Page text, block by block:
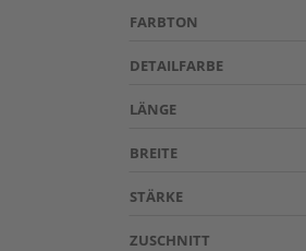
FARBTON
DETAILFARBE
LÄNGE
BREITE
STÄRKE
ZUSCHNITT